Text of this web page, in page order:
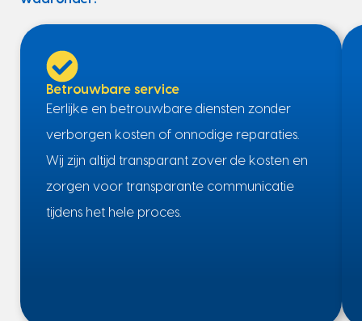
Betrouwbare service
Eerlijke en betrouwbare diensten zonder
verborgen kosten of onnodige reparaties.
Wij zijn altijd transparant zover de kosten en
zorgen voor transparante communicatie
tijdens het hele proces.